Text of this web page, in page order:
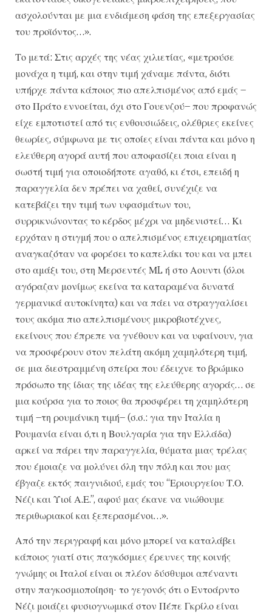
ασχολούνται με μια ενδιάμεση φάση της επεξεργασίας
του προϊόντος…».
Το μετά: Στις αρχές της νέας χιλιετίας, «μετρούσε
μονάχα η τιμή, και στην τιμή χάναμε πάντα, διότι
υπήρχε πάντα κάποιος πιο απελπισμένος από εμάς –
στο Πράτο εννοείται, όχι στο Γουενζού– που προφανώς
είχε εμποτιστεί από τις ενθουσιώδεις, ολέθριες εκείνες
θεωρίες, σύμφωνα με τις οποίες είναι πάντα και μόνο η
ελεύθερη αγορά αυτή που αποφασίζει ποια είναι η
σωστή τιμή για οποιοδήποτε αγαθό, κι έτσι, επειδή η
παραγγελία δεν πρέπει να χαθεί, συνέχιζε να
κατεβάζει την τιμή των υφασμάτων του,
συρρικνώνοντας το κέρδος μέχρι να μηδενιστεί… Κι
ερχόταν η στιγμή που ο απελπισμένος επιχειρηματίας
αναγκαζόταν να φορέσει το καπελάκι του και να μπει
στο αμάξι του, στη Μερσεντές ΜL ή στο Αουντι (όλοι
αγόραζαν μονίμως εκείνα τα καταραμένα δυνατά
γερμανικά αυτοκίνητα) και να πάει να στραγγαλίσει
τους ακόμα πιο απελπισμένους μικροβιοτέχνες,
εκείνους που έπρεπε να γνέθουν και να υφαίνουν, για
να προσφέρουν στον πελάτη ακόμη χαμηλότερη τιμή,
σε μια διεστραμμένη σπείρα που έδειχνε το βρώμικο
πρόσωπο της ίδιας της ιδέας της ελεύθερης αγοράς… σε
μια κούρσα για το ποιος θα προσφέρει τη χαμηλότερη
τιμή –τη ρουμάνικη τιμή– (σ.σ.: για την Ιταλία η
Ρουμανία είναι ό,τι η Βουλγαρία για την Ελλάδα)
αρκεί να πάρει την παραγγελία, θύματα μιας τρέλας
που έμοιαζε να μολύνει όλη την πόλη και που μας
έβγαζε εκτός παιγνιδιού, εμάς του “Εριουργείου Τ.Ο.
Νέζι και Υιοί Α.Ε.”, αφού μας έκανε να νιώθουμε
περιθωριακοί και ξεπερασμένοι…».
Από την περιγραφή και μόνο μπορεί να καταλάβει
κάποιος γιατί στις παγκόσμιες έρευνες της κοινής
γνώμης οι Ιταλοί είναι οι πλέον δύσθυμοι απέναντι
στην παγκοσμιοποίηση· το γεγονός ότι ο Εντοάρντο
Νέζι μοιάζει φυσιογνωμικά στον Πέπε Γκρίλο είναι